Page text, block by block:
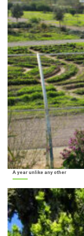
A year unlike any other